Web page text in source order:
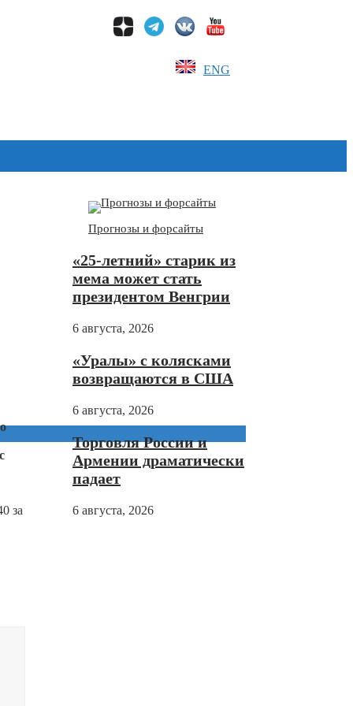
ENG
за
Прогнозы и форсайты
«25-летний» старик из
мема может стать
президентом Венгрии
6 августа, 2026
«Уралы» с колясками
возвращаются в США
6 августа, 2026
Торговля России и
Армении драматически
падает
6 августа, 2026